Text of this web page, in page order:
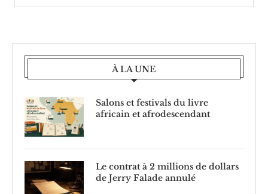
À LA UNE
Salons et festivals du livre
africain et afrodescendant
Le contrat à 2 millions de dollars
de Jerry Falade annulé